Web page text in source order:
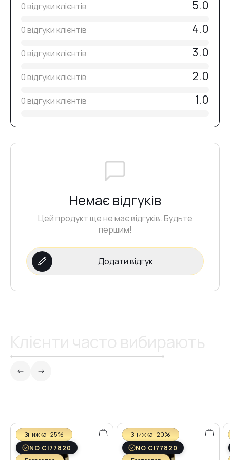
№36
№31
№27
№26
90–120 секунд у лампі 48 Вт (365–405 nm)
0 відгуки клієнтів 5.0
0 відгуки клієнтів 4.0
0 відгуки клієнтів 3.0
0 відгуки клієнтів 2.0
0 відгуки клієнтів 1.0
Немає відгуків
Цей продукт ще не має відгуків. Будьте
першим!
Додати відгук
Знижка -25%
NO CI77820
Знижка -20%
NO CI77820